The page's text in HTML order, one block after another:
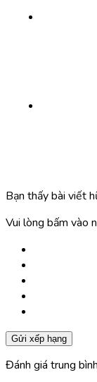
Bạn thấy bài viết
Vui lòng bấm vào
Gửi xếp hạng
Đánh giá trung bình